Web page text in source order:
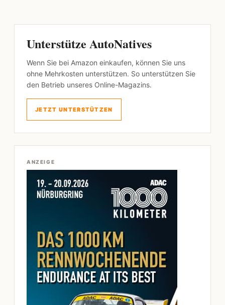
Unterstütze AutoNatives
Wenn Sie bei Amazon einkaufen, können Sie uns
ohne Mehrkosten unterstützen. So unterstützen Sie
den Betrieb unseres Online-Magazins.
JETZT UNTERSTÜTZEN
ANZEIGE